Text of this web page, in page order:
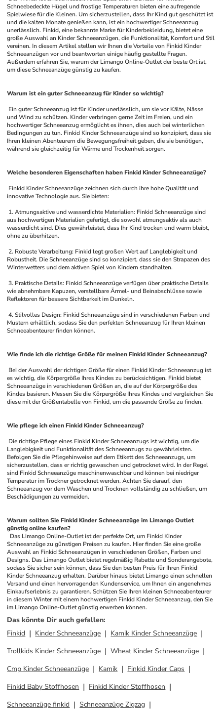
Schneebedeckte Hügel und frostige Temperaturen bieten eine aufregende
Spielwiese für die Kleinen. Um sicherzustellen, dass Ihr Kind gut geschützt ist
und die kalten Monate genießen kann, ist ein hochwertiger Schneeanzug
unerlässlich. Finkid, eine bekannte Marke für Kinderbekleidung, bietet eine
große Auswahl an Kinder Schneeanzügen, die Funktionalität, Komfort und Stil
vereinen. In diesem Artikel stellen wir Ihnen die Vorteile von Finkid Kinder
Schneeanzügen vor und beantworten einige häufig gestellte Fragen.
Außerdem erfahren Sie, warum der Limango Online-Outlet der beste Ort ist,
um diese Schneeanzüge günstig zu kaufen.
Warum ist ein guter Schneeanzug für Kinder so wichtig?
und Wind zu schützen. Kinder verbringen gerne Zeit im Freien, und ein
hochwertiger Schneeanzug ermöglicht es ihnen, dies auch bei winterlichen
Bedingungen zu tun. Finkid Kinder Schneeanzüge sind so konzipiert, dass sie
Ihren kleinen Abenteurern die Bewegungsfreiheit geben, die sie benötigen,
während sie gleichzeitig für Wärme und Trockenheit sorgen.
Welche besonderen Eigenschaften haben Finkid Kinder Schneeanzüge?
innovative Technologie aus. Sie bieten:
aus hochwertigen Materialien gefertigt, die sowohl atmungsaktiv als auch
wasserdicht sind. Dies gewährleistet, dass Ihr Kind trocken und warm bleibt,
ohne zu überhitzen.
2. Robuste Verarbeitung: Finkid legt großen Wert auf Langlebigkeit und
Robustheit. Die Schneeanzüge sind so konzipiert, dass sie den Strapazen des
Winterwetters und dem aktiven Spiel von Kindern standhalten.
3. Praktische Details: Finkid Schneeanzüge verfügen über praktische Details
wie abnehmbare Kapuzen, verstellbare Ärmel- und Beinabschlüsse sowie
Reflektoren für bessere Sichtbarkeit im Dunkeln.
4. Stilvolles Design: Finkid Schneeanzüge sind in verschiedenen Farben und
Mustern erhältlich, sodass Sie den perfekten Schneeanzug für Ihren kleinen
Schneeabenteurer finden können.
Wie finde ich die richtige Größe für meinen Finkid Kinder Schneeanzug?
es wichtig, die Körpergröße Ihres Kindes zu berücksichtigen. Finkid bietet
Schneeanzüge in verschiedenen Größen an, die auf der Körpergröße des
Kindes basieren. Messen Sie die Körpergröße Ihres Kindes und vergleichen Sie
diese mit der Größentabelle von Finkid, um die passende Größe zu finden.
Wie pflege ich einen Finkid Kinder Schneeanzug?
Langlebigkeit und Funktionalität des Schneeanzugs zu gewährleisten.
Befolgen Sie die Pflegehinweise auf dem Etikett des Schneeanzugs, um
sicherzustellen, dass er richtig gewaschen und getrocknet wird. In der Regel
sind Finkid Schneeanzüge maschinenwaschbar und können bei niedriger
Temperatur im Trockner getrocknet werden. Achten Sie darauf, den
Schneeanzug vor dem Waschen und Trocknen vollständig zu schließen, um
Beschädigungen zu vermeiden.
Warum sollten Sie Finkid Kinder Schneeanzüge im Limango Outlet
günstig online kaufen?
Das Limango Online-Outlet ist der perfekte Ort, um Finkid Kinder
Schneeanzüge zu günstigen Preisen zu kaufen. Hier finden Sie eine große
Auswahl an Finkid Schneeanzügen in verschiedenen Größen, Farben und
Designs. Das Limango Outlet bietet regelmäßig Rabatte und Sonderangebote,
sodass Sie sicher sein können, dass Sie den besten Preis für Ihren Finkid
Kinder Schneeanzug erhalten. Darüber hinaus bietet Limango einen schnellen
Versand und einen hervorragenden Kundenservice, um Ihnen ein angenehmes
Einkaufserlebnis zu garantieren. Schützen Sie Ihren kleinen Schneeabenteurer
in diesem Winter mit einem hochwertigen Finkid Kinder Schneeanzug, den Sie
im Limango Online-Outlet günstig erwerben können.
Das könnte Dir auch gefallen:
Finkid
Kinder Schneeanzüge
Kamik Kinder Schneeanzüge
Trollkids Kinder Schneeanzüge
Wheat Kinder Schneeanzüge
Cmp Kinder Schneeanzüge
Kamik
Finkid Kinder Caps
Finkid Baby Stoffhosen
Finkid Kinder Stoffhosen
Schneeanzüge finkid
Schneeanzüge Zigzag